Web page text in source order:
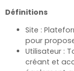
Définitions
Site :
pour
Utilisateur :
créant et